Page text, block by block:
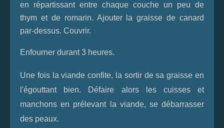
en répartissant entre chaque couche un peu de
thym et de romarin. Ajouter la graisse de canard
par-dessus. Couvrir.
Enfourner durant 3 heures.
Une fois la viande confite, la sortir de sa graisse en
l'égouttant bien. Défaire alors les cuisses et
manchons en prélevant la viande, se débarrasser
des peaux.